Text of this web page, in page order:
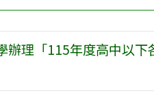
理「115年度高中以下